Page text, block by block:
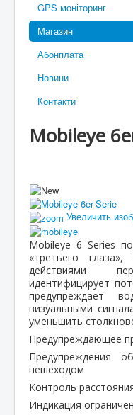
GPS моніторинг
Магазин
Абонплата
Новини
Контакти
Mobileye
Увеличить
Mobileye 6 Series
«третьего
действиями
идентифицирует
предупреждает
визуальными
уменьшить
Предупреждающее
Предупреждения
пешеходом
Контроль
Индикация